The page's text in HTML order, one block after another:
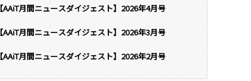
【AAiT月間ニュースダイジェスト】2026年4月号
【AAiT月間ニュースダイジェスト】2026年3月号
【AAiT月間ニュースダイジェスト】2026年2月号